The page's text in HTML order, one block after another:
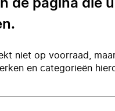
de pagina die
niet op voorraad,
en categorieën